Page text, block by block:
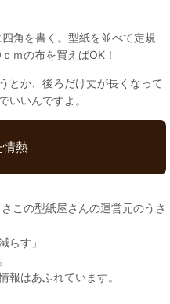
角を書く。型紙を並べて定規
ｍの布を買えばOK！
とか、後ろだけ丈が長くなって
いいんですよ。
情熱
この型紙屋さんの運営元のうさ
らす」
報はあふれています。